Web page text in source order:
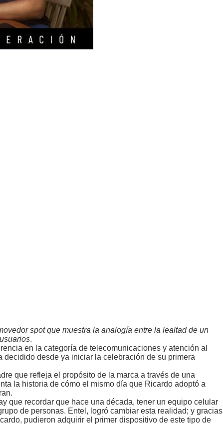
spot que muestra la analogía entre la lealtad de un
.
en la categoría de telecomunicaciones y atención al
desde ya iniciar la celebración de su primera
que refleja el propósito de la marca a través de una
la historia de cómo el mismo día que Ricardo adoptó a
que recordar que hace una década, tener un equipo celular
de personas. Entel, logró cambiar esta realidad; y gracias
pudieron adquirir el primer dispositivo de este tipo de